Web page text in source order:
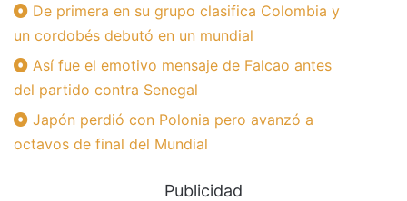
De primera en su grupo clasifica Colombia y
un cordobés debutó en un mundial
Así fue el emotivo mensaje de Falcao antes
del partido contra Senegal
Japón perdió con Polonia pero avanzó a
octavos de final del Mundial
Publicidad